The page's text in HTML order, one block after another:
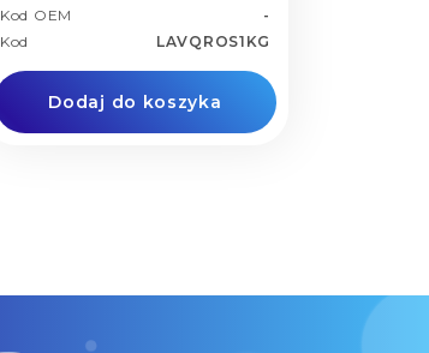
Kod OEM
-
Kod
LAVQROS1KG
Dodaj do koszyka